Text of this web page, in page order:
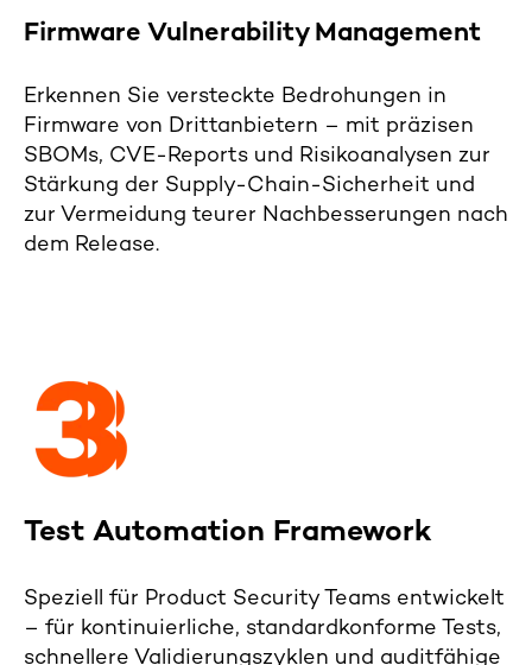
Firmware VulnerabilityManagement
Erkennen Sie versteckte Bedrohungen in
Firmware von Drittanbietern – mit präzisen
SBOMs, CVE-Reports und Risikoanalysen zur
Stärkung der Supply-Chain-Sicherheit und
zur Vermeidung teurer Nachbesserungen nach
dem Release.
Test Automation Framework
Speziell für Product Security Teams entwickelt
– für kontinuierliche, standardkonforme Tests,
schnellere Validierungszyklen und auditfähige